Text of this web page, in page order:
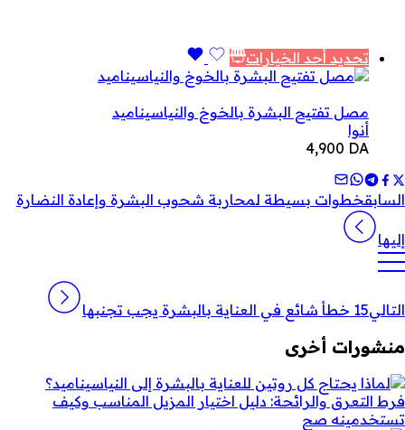
تحديد أحد الخيارات
مصل تفتيح البشرة بالخوخ والنياسيناميد
أنوا
4,900 DA
السابقخطوات بسيطة لمحاربة شحوب البشرة وإعادة النضارة
إليها
التالي15 خطأ شائع في العناية بالبشرة يجب تجنبها
منشورات أخرى
فرط التعرق والرائحة: دليل اختيار المزيل المناسب وكيف
تستخدمينه صح